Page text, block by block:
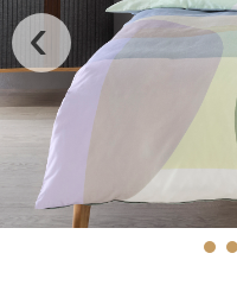
‹
1 2